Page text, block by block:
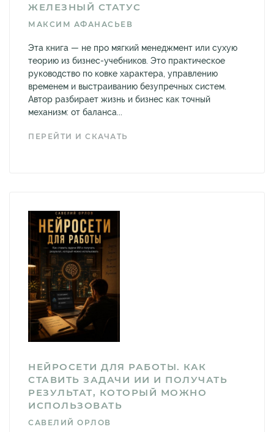
ЖЕЛЕЗНЫЙ СТАТУС
МАКСИМ АФАНАСЬЕВ
Эта книга — не про мягкий менеджмент или сухую
теорию из бизнес-учебников. Это практическое
руководство по ковке характера, управлению
временем и выстраиванию безупречных систем.
Автор разбирает жизнь и бизнес как точный
механизм: от баланса...
ПЕРЕЙТИ И СКАЧАТЬ
НЕЙРОСЕТИ ДЛЯ РАБОТЫ. КАК
СТАВИТЬ ЗАДАЧИ ИИ И ПОЛУЧАТЬ
РЕЗУЛЬТАТ, КОТОРЫЙ МОЖНО
ИСПОЛЬЗОВАТЬ
САВЕЛИЙ ОРЛОВ